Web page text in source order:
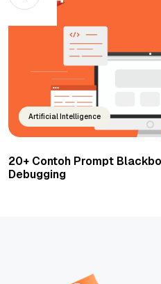
Artificial Intelligence
20+ Contoh Prompt
Debugging